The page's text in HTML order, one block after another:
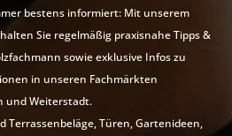
bestens informiert: Mit unserem
Sie regelmäßig praxisnahe Tipps &
sowie exklusive Infos zu
in unseren Fachmärkten
und Weiterstadt.
Terrassenbeläge, Türen, Gartenideen,